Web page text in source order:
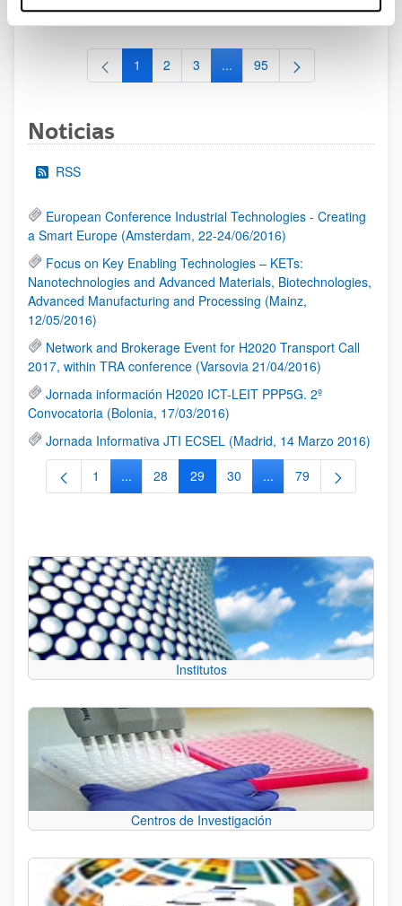
Página
1 Página
2 Página
3 ...Páginas intermedias Use TAB
Página
95
Noticias
RSS
European Conference Industrial Technologies - Creating
a Smart Europe (Amsterdam, 22-24/06/2016)
Focus on Key Enabling Technologies – KETs:
Nanotechnologies and Advanced Materials, Biotechnologies,
Advanced Manufacturing and Processing (Mainz,
12/05/2016)
Network and Brokerage Event for H2020 Transport Call
2017, within TRA conference (Varsovia 21/04/2016)
Jornada información H2020 ICT-LEIT PPP5G. 2º
Convocatoria (Bolonia, 17/03/2016)
Jornada Informativa JTI ECSEL (Madrid, 14 Marzo 2016)
Página
1 ...Páginas intermedias Use TAB para desplazarse.
Página
28 Página
29 Página
30 ...Páginas intermedias
Página
79
Institutos
Centros de Investigación